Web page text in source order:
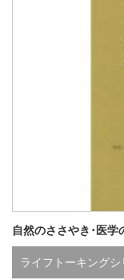
自然のささやき･医学
ライフトーキングシ